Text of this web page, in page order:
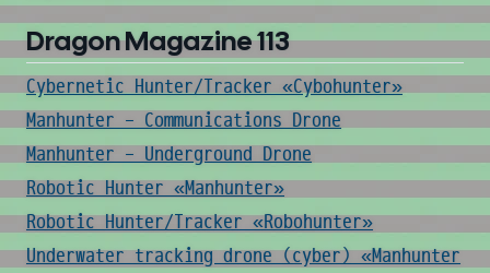
Dragon Magazine 113
Cybernetic Hunter/Tracker «Cybohunter»
Manhunter - Communications Drone
Manhunter - Underground Drone
Robotic Hunter «Manhunter»
Robotic Hunter/Tracker «Robohunter»
Underwater tracking drone (cyber) «Manhunter